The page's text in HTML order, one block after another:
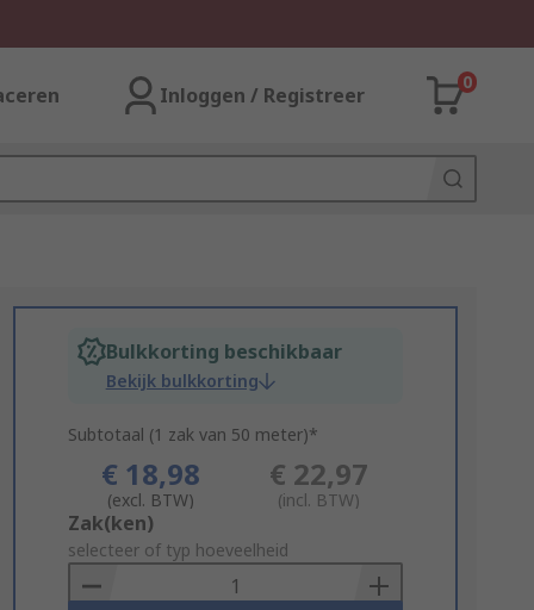
Inloggen / Registreer
0
Bulkkorting beschikbaar
Bekijk bulkkorting
Subtotaal (1 zak van 50 meter)*
€ 18,98
(excl. BTW)
€ 22,97
(incl. BTW)
Add
to
Basket
Zak(ken)
selecteer of typ hoeveelheid